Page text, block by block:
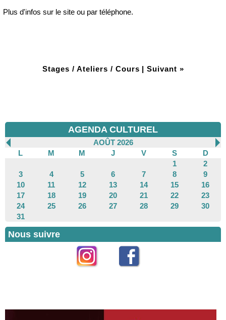
Plus d'infos sur le site ou par téléphone.
Stages / Ateliers / Cours | Suivant »
AGENDA CULTUREL
AOÛT 2026
L
M M J V S
D
1
2
3
4 5 6 7 8
9
10
11 12 13 14 15
16
17
18 19 20 21 22
23
24
25 26 27 28 29
30
31
Nous suivre